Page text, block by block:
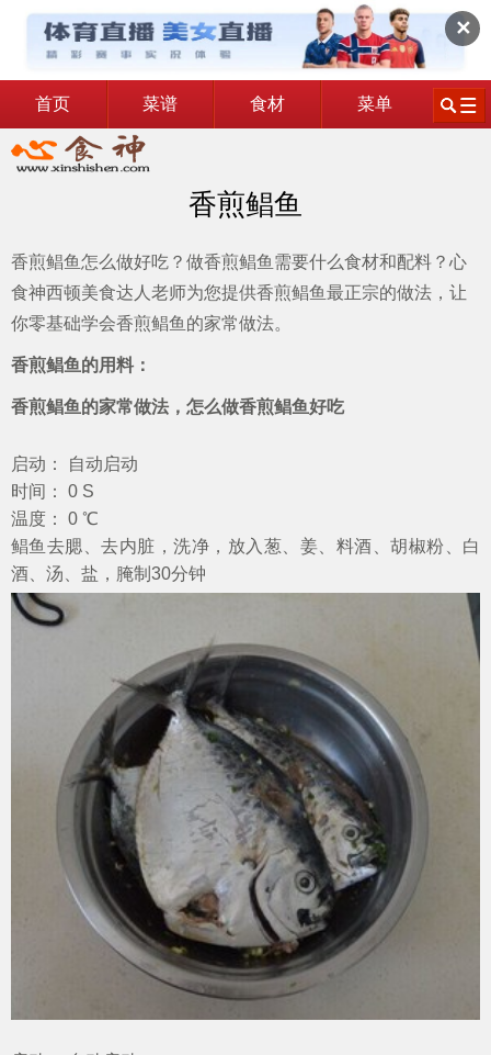
✕
首页 菜谱 食材 菜单
香煎鲳鱼
香煎鲳鱼怎么做好吃？做香煎鲳鱼需要什么食材和配料？心
食神西顿美食达人老师为您提供香煎鲳鱼最正宗的做法，让
你零基础学会香煎鲳鱼的家常做法。
香煎鲳鱼的用料：
香煎鲳鱼的家常做法，怎么做香煎鲳鱼好吃
启动： 自动启动
时间： 0 S
温度： 0 ℃
鲳鱼去腮、去内脏，洗净，放入葱、姜、料酒、胡椒粉、白
酒、汤、盐，腌制30分钟